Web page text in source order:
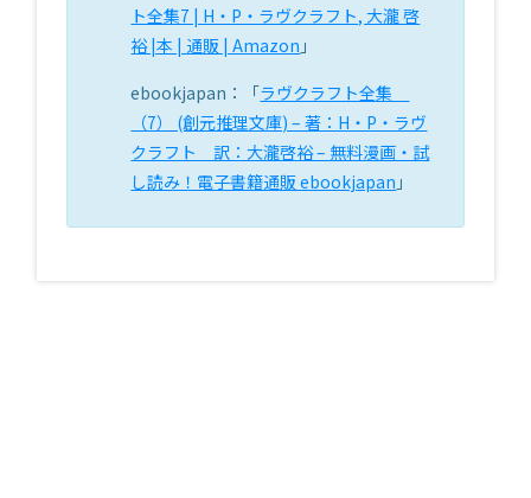
ト全集7 | H・P・ラヴクラフト, 大瀧 啓
裕 |本 | 通販 | Amazon 」
ebookjapan：「ラヴクラフト全集
（7） (創元推理文庫) – 著：H・P・ラヴ
クラフト 訳：大瀧啓裕 – 無料漫画・試
し読み！電子書籍通販 ebookjapan 」